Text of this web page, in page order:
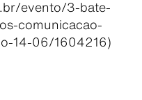
evento/3-bate-
comunicacao-
14-06/1604216)